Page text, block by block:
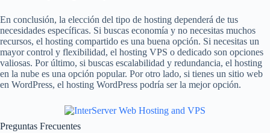
En conclusión, la elección del tipo de hosting dependerá de tus
necesidades específicas. Si buscas economía y no necesitas muchos
recursos, el hosting compartido es una buena opción. Si necesitas un
mayor control y flexibilidad, el hosting VPS o dedicado son opciones
valiosas. Por último, si buscas escalabilidad y redundancia, el hosting
en la nube es una opción popular. Por otro lado, si tienes un sitio web
en WordPress, el hosting WordPress podría ser la mejor opción.
Preguntas Frecuentes